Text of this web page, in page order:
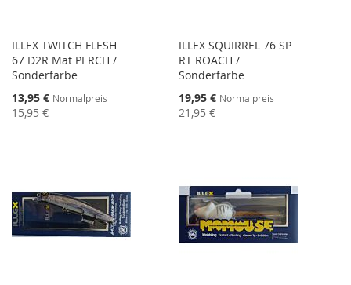
ILLEX TWITCH FLESH
67 D2R Mat PERCH /
Sonderfarbe
Sonderangebot
13,95 € Normalpreis
15,95 €
ILLEX SQUIRREL 76 SP
RT ROACH /
Sonderfarbe
Sonderangebot
19,95 € Normalpreis
21,95 €